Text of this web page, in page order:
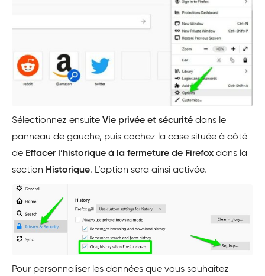
Sélectionnez ensuite Vie privée et sécurité dans le
panneau de gauche, puis cochez la case située à côté
de Effacer l’historique à la fermeture de Firefox dans la
section Historique. L’option sera ainsi activée.
Pour personnaliser les données que vous souhaitez